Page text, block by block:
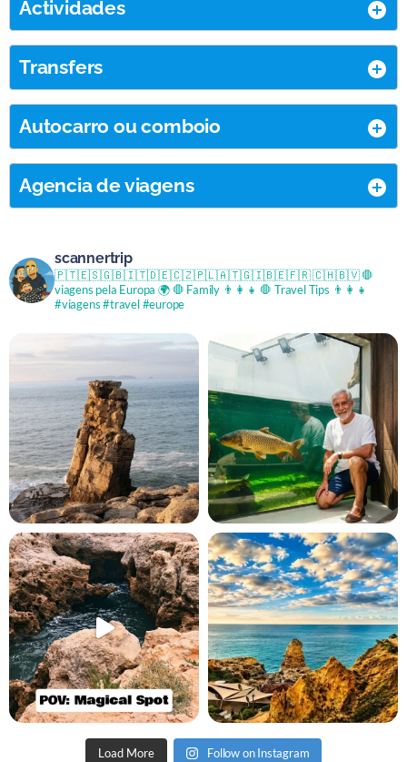
Actividades
Transfers
Autocarro ou comboio
Agencia de viagens
scannertrip
🇵🇹🇪🇸🇬🇧🇮🇹🇩🇪🇨🇿🇵🇱🇦🇹🇬🇮🇧🇪🇫🇷 🇨🇭🇧🇻🛑
viagens pela Europa 🌍🛑 Family 👨‍👩‍👧 🛑 Travel Tips 👨‍👩‍👧
#viagens #travel #europe
Load More Follow on Instagram